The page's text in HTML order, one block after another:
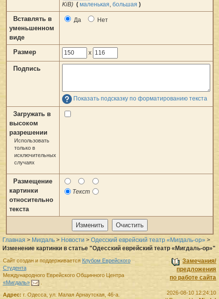
KiB) ( маленькая большая )
Вставлять в
уменьшенном
виде
Да Нет
Размер x
Подпись
Показать подсказку по форматированию текста
Загружать в
высоком
разрешении
Использовать
только в
исключительных
случаях
Размещение
картинки
относительно
текста
Текст
Главная > Мигдаль > Новости > Одесский еврейский театр «Мигдаль-ор» >
Изменение картинки в статье "Одесский еврейский театр «Мигдаль-ор»"
Замечания/
предложения
по работе сайта
2026-08-10 12:24:10
Сайт создан и поддерживается Клубом Еврейского
Студента
Международного Еврейского Общинного Центра
«Мигдаль»
Адрес: г. Одесса, ул. Малая Арнаутская, 46-а.